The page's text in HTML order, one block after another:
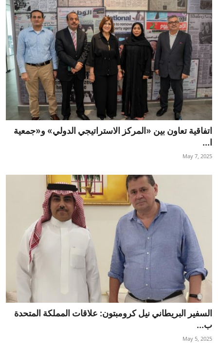
اتفاقية تعاون بين «المركز الاستراتيجي الدولي» و«جمعية
ا...
May 7, 2025
السفير البريطاني نيل كرومبتون: علاقات المملكة المتحدة
ب...
May 5, 2025